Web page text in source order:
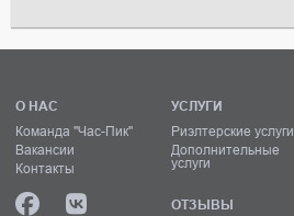
О НАС
Команда "Час-Пик"
Вакансии
Контакты
УСЛУГИ
Риэлтерские услуги
Дополнительные
услуги
ОТЗЫВЫ